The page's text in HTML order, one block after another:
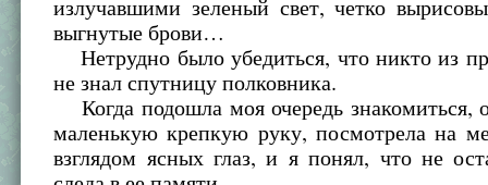
излучавшими зеленый свет, четко
выгнутые брови…
Нетрудно было убедиться, что никто из
не знал спутницу полковника.
Когда подошла моя очередь знакомиться,
маленькую крепкую руку, посмотрела на
взглядом ясных глаз, и я понял, что не